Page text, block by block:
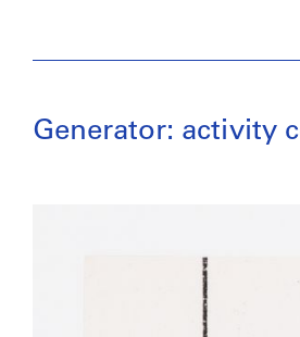
Generator: activity